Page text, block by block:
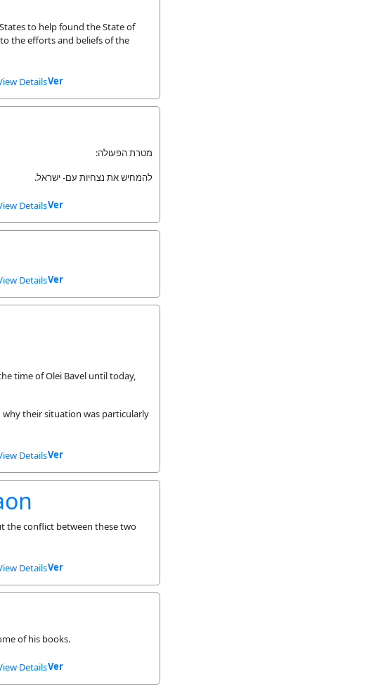
to help found the State of
the efforts and beliefs of the
Ver
מטרת הפעולה:
להמחיש את נצחיות עם- ישראל.
Ver
Ver
time of Olei Bavel until today,
their situation was particularly
Ver
the conflict between these two
Ver
of his books.
Ver